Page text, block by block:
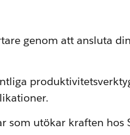
genom att ansluta
som utökar kraften hos